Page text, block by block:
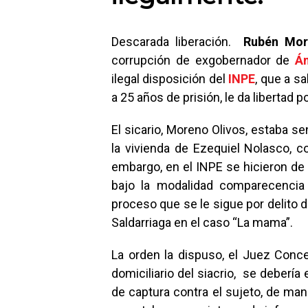
Descarada liberación. Rubén
corrupción de exgobernador de
ilegal disposición del INPE, que a
a 25 años de prisión, le da libertad
El sicario, Moreno Olivos, estaba
la vivienda de Ezequiel Nolasco,
embargo, en el INPE se hicieron
bajo la modalidad
proceso que se le sigue por delito
Saldarriaga en el caso “La mama”.
La orden la dispuso, el Juez
domiciliario del siacrio, se debería
de captura contra el sujeto, de